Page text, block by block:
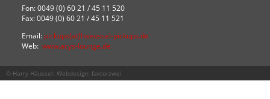
Fon: 0049 (0) 60 21 / 45 11 520
Fax: 0049 (0) 60 21 / 45 11 521
Email: pickups(at)haeussel-pickups.de
Web: www.acys-lounge.de
© Harry Häussel; Webdesign: faktorzwei